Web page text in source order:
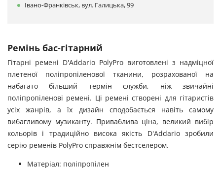
Івано-Франківськ, вул. Галицька, 99
Ремінь бас-гітарний
Гітарні ремені D'Addario PolyPro виготовлені з надміцної
плетеної поліпропіленової тканини, розрахованої на
набагато більший термін служби, ніж звичайні
поліпропіленові ремені. Ці ремені створені для гітаристів
усіх жанрів, а їх дизайн сподобається навіть самому
вибагливому музиканту. Приваблива ціна, великий вибір
кольорів і традиційно висока якість D'Addario зробили
серію ременів PolyPro справжнім бестселером.
Матеріал: поліпропілен